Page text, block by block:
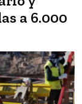
a 6.000